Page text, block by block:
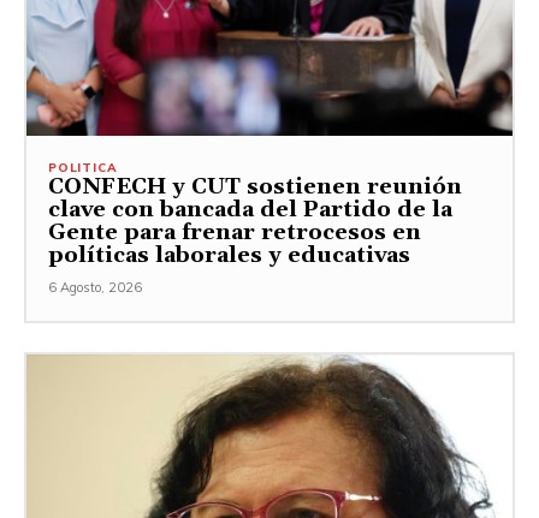
POLITICA
CONFECH y CUT sostienen reunión
clave con bancada del Partido de la
Gente para frenar retrocesos en
políticas laborales y educativas
6 Agosto, 2026